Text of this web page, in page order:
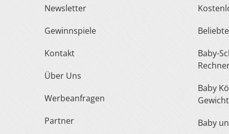
Newsletter
Gewinnspiele
Kontakt
Über Uns
Werbeanfragen
Partner
Baby-Schuh- und Kleidergröße
Baby Körperlänge und
Baby